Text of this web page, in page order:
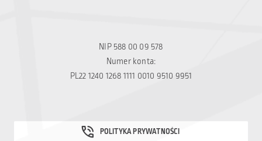
NIP 588 00 09 578
Numer konta:
PL22 1240 1268 1111 0010 9510 9951